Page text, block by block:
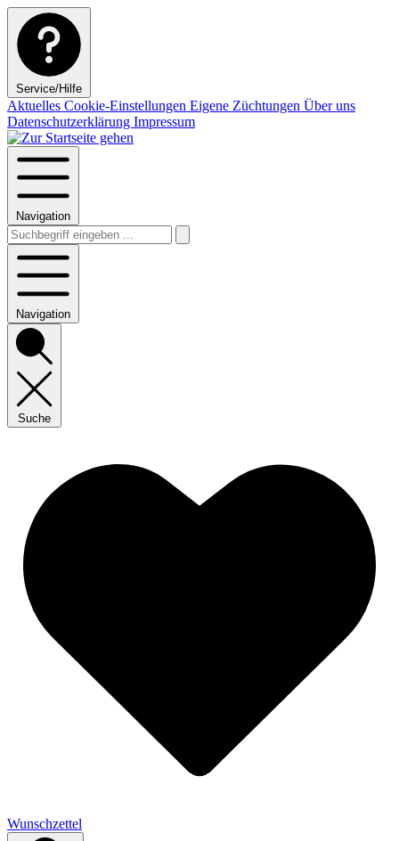
Service/Hilfe
Aktuelles Cookie-Einstellungen Eigene Züchtungen Über uns
Datenschutzerklärung Impressum
Navigation
Navigation
Suche
Wunschzettel